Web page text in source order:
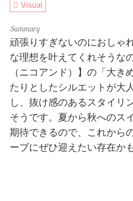
Visual
頑張りすぎないのにおしゃ
な理想を叶えてくれそうな
（ニコアンド）】の「大き
たりとしたシルエットが大
し、抜け感のあるスタイリ
そうです。夏から秋へのス
期待できるので、これから
ーブにぜひ迎えたい存在かも